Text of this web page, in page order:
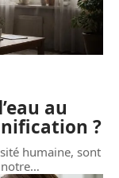
au
?
humaine, sont
…